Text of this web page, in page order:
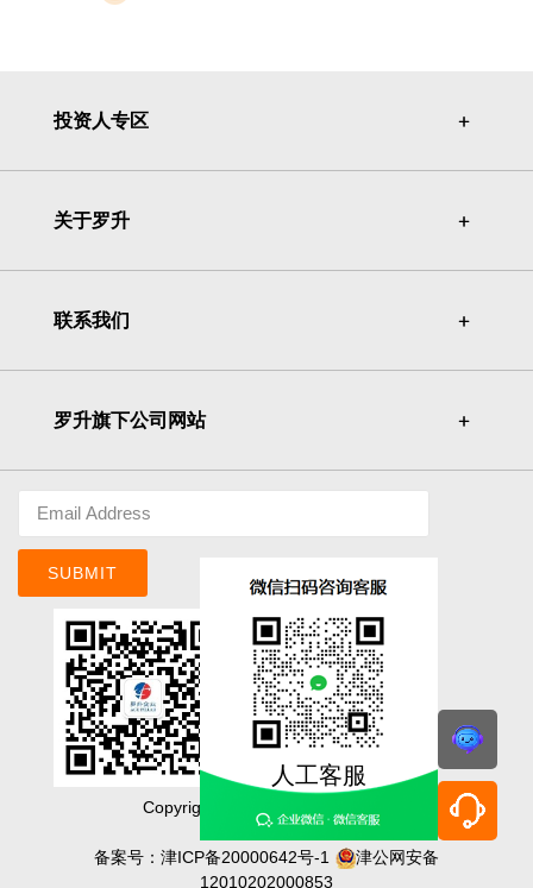
投资人专区 ＋
＋
关于罗升 ＋
＋
联系我们 ＋
＋
罗升旗下公司网站 ＋
＋
SUBMIT
Copyright©ACE PILLAR Co., Ltd.
明基佳世達集團
备案号：津ICP备20000642号-1
津公网安备
12010202000853
人工客服